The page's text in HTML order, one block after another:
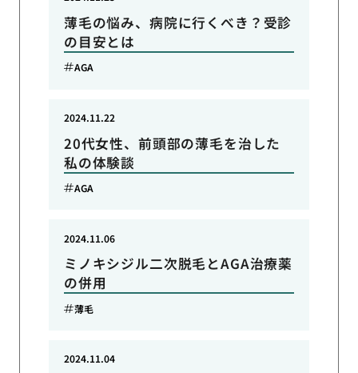
薄毛の悩み、病院に行くべき？受診
の目安とは
AGA
20代女性、前頭部の薄毛を治した
私の体験談
2024.11.22
AGA
ミノキシジル二次脱毛とAGA治療薬
の併用
2024.11.06
薄毛
2024.11.04